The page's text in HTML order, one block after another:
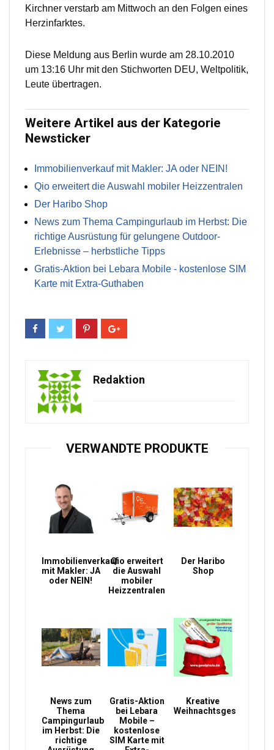
Kirchner verstarb am Mittwoch an den Folgen eines
Herzinfarktes.
Diese Meldung aus Berlin wurde am 28.10.2010
um 13:16 Uhr mit den Stichworten DEU, Weltpolitik,
Leute übertragen.
Weitere Artikel aus der Kategorie
Newsticker
Immobilienverkauf mit Makler: JA oder NEIN!
Qio erweitert die Auswahl mobiler Heizzentralen
Der Haribo Shop
News zum Thema Campingurlaub im Herbst: Die
richtige Ausrüstung für gelungene Outdoor-
Erlebnisse – herbstliche Tipps
Gratis-Aktion bei Lebara Mobile - kostenlose SIM
Karte mit Extra-Guthaben
Redaktion
VERWANDTE PRODUKTE
Immobilienverkauf
mit Makler: JA
oder NEIN!
Qio erweitert
die Auswahl
mobiler
Heizzentralen
Der Haribo
Shop
News zum
Thema
Campingurlaub
im Herbst: Die
richtige
Gratis-Aktion
bei Lebara
Mobile –
kostenlose
SIM Karte mit
Kreative
Weihnachtsgeschenke